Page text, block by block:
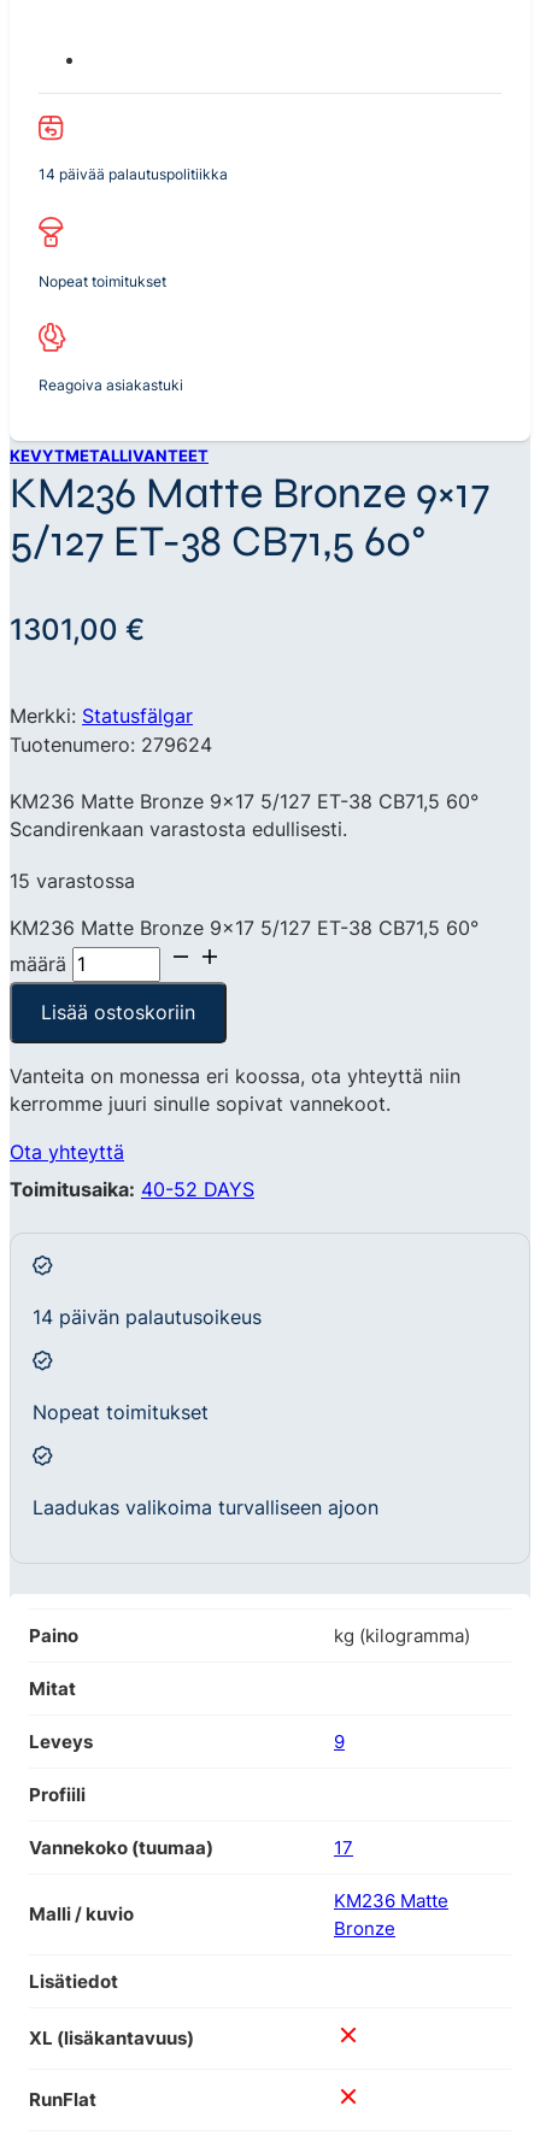
14 päivää palautuspolitiikka
Nopeat toimitukset
Reagoiva asiakastuki
KEVYTMETALLIVANTEET
KM236 Matte Bronze 9×17
5/127 ET-38 CB71,5 60°
1301,00 €
Merkki: Statusfälgar
Tuotenumero: 279624
KM236 Matte Bronze 9×17 5/127 ET-38 CB71,5 60°
Scandirenkaan varastosta edullisesti.
15 varastossa
KM236 Matte Bronze 9x17 5/127 ET-38 CB71,5 60°
määrä
Lisää ostoskoriin
Vanteita on monessa eri koossa, ota yhteyttä niin
kerromme juuri sinulle sopivat vannekoot.
Ota yhteyttä
Toimitusaika: 40-52 DAYS
14 päivän palautusoikeus
Nopeat toimitukset
Laadukas valikoima turvalliseen ajoon
Paino kg (kilogramma)
Mitat
Leveys 9
Profiili
Vannekoko (tuumaa) 17
Malli / kuvio
KM236 Matte
Bronze
Lisätiedot
XL (lisäkantavuus)
RunFlat